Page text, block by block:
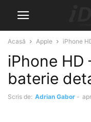
Acasă Apple iPhone
iPhone HD
baterie
Scris de: Adrian Gabor -